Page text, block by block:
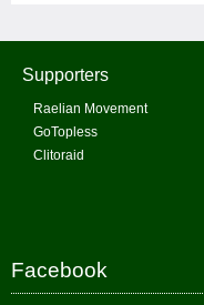
Supporters
Raelian Movement
GoTopless
Clitoraid
Facebook